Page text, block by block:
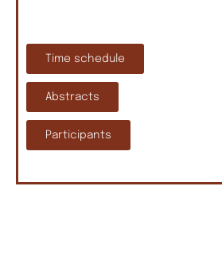
Time schedule
Abstracts
Participants